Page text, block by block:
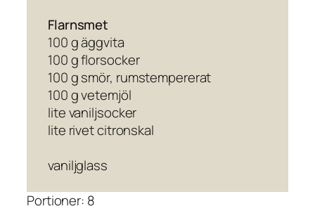
Flarnsmet
100 g äggvita
100 g florsocker
100 g smör, rumstempererat
100 g vetemjöl
lite vaniljsocker
lite rivet citronskal
vaniljglass
Portioner: 8